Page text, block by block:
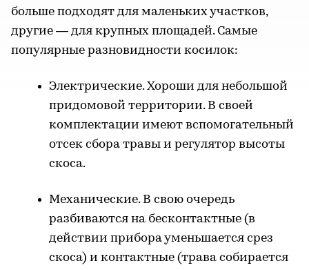
больше подходят для маленьких участков,
другие — для крупных площадей. Самые
популярные разновидности косилок:
Электрические. Хороши для небольшой
придомовой территории. В своей
комплектации имеют вспомогательный
отсек сбора травы и регулятор высоты
скоса.
Механические. В свою очередь
разбиваются на бесконтактные (в
действии прибора уменьшается срез
скоса) и контактные (трава собирается